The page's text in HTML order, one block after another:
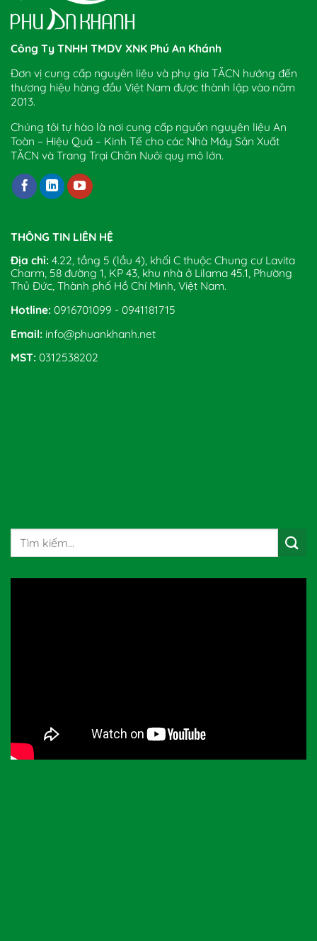
Công Ty TNHH TMDV XNK Phú An Khánh
Đơn vị cung cấp nguyên liệu và phụ gia TĂCN hướng đến
thương hiệu hàng đầu Việt Nam được thành lập vào năm
2013.
Chúng tôi tự hào là nơi cung cấp nguồn nguyên liệu An
Toàn – Hiệu Quả – Kinh Tế cho các Nhà Máy Sản Xuất
TĂCN và Trang Trại Chăn Nuôi quy mô lớn.
THÔNG TIN LIÊN HỆ
Địa chỉ: 4.22, tầng 5 (lầu 4), khối C thuộc Chung cư Lavita
Charm, 58 đường 1, KP 43, khu nhà ở Lilama 45.1, Phường
Thủ Đức, Thành phố Hồ Chí Minh, Việt Nam.
Hotline: 0916701099 - 0941181715
Email: info@phuankhanh.net
MST: 0312538202
Tìm